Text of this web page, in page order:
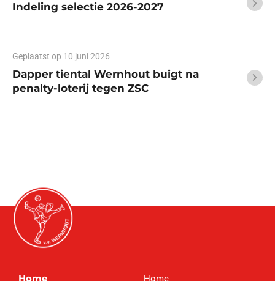
Indeling selectie 2026-2027
Geplaatst op 10 juni 2026
Dapper tiental Wernhout buigt na
penalty-loterij tegen ZSC
Home Home